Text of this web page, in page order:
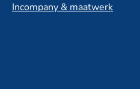
Incompany & maatwerk